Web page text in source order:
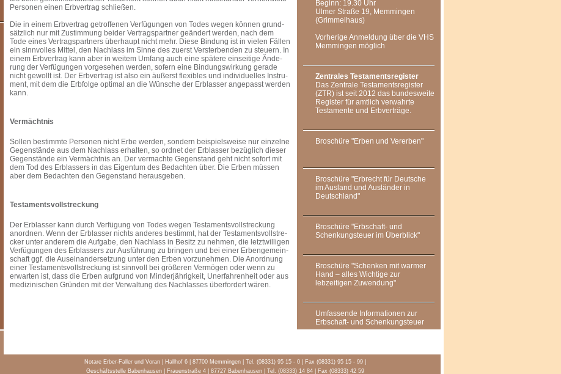
Per­so­nen einen Erb­ver­trag schlie­ßen.
Die in einem Erb­ver­trag getrof­fe­nen Ver­fü­gun­gen von Todes wegen kön­nen grund­
sätz­lich nur mit Zustim­mung bei­der Ver­trags­part­ner geän­dert wer­den, nach dem
Tode eines Ver­trags­part­ners über­haupt nicht mehr. Diese Bin­dung ist in vie­len Fäl­len
ein sinn­vol­les Mit­tel, den Nach­lass im Sinne des zuerst Ver­ster­ben­den zu steu­ern. In
einem Erb­ver­trag kann aber in wei­tem Umfang auch eine spä­tere ein­sei­tige Ände­
rung der Ver­fü­gun­gen vor­ge­se­hen wer­den, sofern eine Bin­dungs­wir­kung gerade
nicht gewollt ist. Der Erb­ver­trag ist also ein äußerst fle­xi­bles und indi­vi­du­el­les Instru­
ment, mit dem die Erb­folge opti­mal an die Wün­sche der Erb­las­ser ange­passt wer­den
kann.
Ver­mächt­nis
Sol­len bestimmte Per­so­nen nicht Erbe wer­den, son­dern bei­spiels­weise nur ein­zelne
Gegen­stände aus dem Nach­lass erhal­ten, so ord­net der Erb­las­ser bezüg­lich die­ser
Gegen­stände ein Ver­mächt­nis an. Der ver­machte Gegen­stand geht nicht sofort mit
dem Tod des Erb­las­sers in das Eigen­tum des Bedach­ten über. Die Erben müs­sen
aber dem Bedach­ten den Gegen­stand her­aus­ge­ben.
Tes­ta­ments­voll­stre­ckung
Der Erb­las­ser kann durch Ver­fü­gung von Todes wegen Tes­ta­ments­voll­stre­ckung
anord­nen. Wenn der Erb­las­ser nichts ande­res bestimmt, hat der Tes­ta­ments­voll­stre­
cker unter ande­rem die Auf­gabe, den Nach­lass in Besitz zu neh­men, die letzt­wil­li­gen
Ver­fü­gun­gen des Erb­las­sers zur Aus­füh­rung zu brin­gen und bei einer Erben­ge­mein­
schaft ggf. die Aus­ein­an­der­set­zung unter den Erben vor­zu­neh­men. Die Anord­nung
einer Tes­ta­ments­voll­stre­ckung ist sinn­voll bei grö­ße­ren Ver­mö­gen oder wenn zu
erwar­ten ist, dass die Erben auf­grund von Min­der­jäh­rig­keit, Uner­fah­ren­heit oder aus
medi­zi­ni­schen Grün­den mit der Ver­wal­tung des Nach­las­ses über­for­dert wären.
Beginn: 19.30 Uhr
Ulmer Straße 19, Memmingen
(Grimmelhaus)
Vorherige Anmeldung über die VHS
Memmingen möglich
Zentrales Testamentsregister
Das Zentrale Testamentsregister
(ZTR) ist seit 2012 das bundesweite
Register für amtlich verwahrte
Testamente und Erbverträge.
Broschüre "Erben und Vererben"
Broschüre "Erbrecht für Deutsche
im Ausland und Ausländer in
Deutschland"
Broschüre "Erbschaft- und
Schenkungsteuer im Überblick"
Broschüre "Schenken mit warmer
Hand – alles Wichtige zur
lebzeitigen Zuwendung"
Umfassende Informationen zur
Erbschaft- und Schenkungsteuer
Notare Erber-Faller und Voran | Hallhof 6 | 87700 Memmingen Tel. (08331) 95 15 - 0 | Fax (08331) 95 15 - 99
Geschäftsstelle Babenhausen | Frauenstraße 4 | 87727 Babenhausen
Tel. (08333) 14 84 | Fax (08333) 42 59